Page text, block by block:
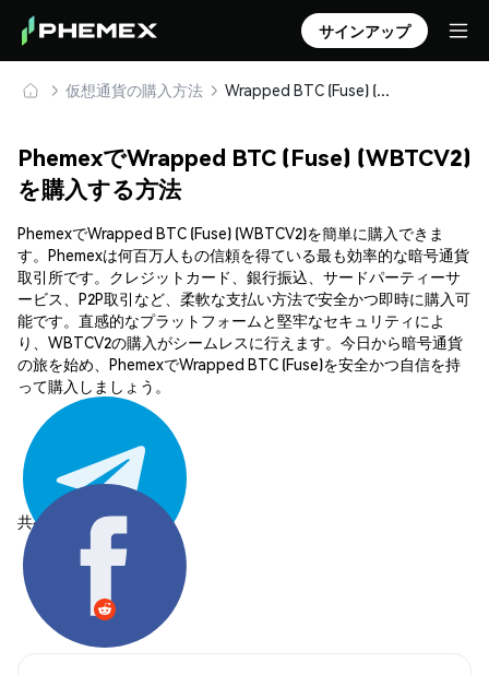
サインアップ
仮想通貨の購入方法 Wrapped BTC (Fuse) (WBTCV2) を安全に購入・保管
PhemexでWrapped BTC (Fuse) (WBTCV2)
を購入する方法
PhemexでWrapped BTC (Fuse) (WBTCV2)を簡単に購入できま
す。Phemexは何百万人もの信頼を得ている最も効率的な暗号通貨
取引所です。クレジットカード、銀行振込、サードパーティーサ
ービス、P2P取引など、柔軟な支払い方法で安全かつ即時に購入可
能です。直感的なプラットフォームと堅牢なセキュリティによ
り、WBTCV2の購入がシームレスに行えます。今日から暗号通貨
の旅を始め、PhemexでWrapped BTC (Fuse)を安全かつ自信を持
って購入しましょう。
共有する: